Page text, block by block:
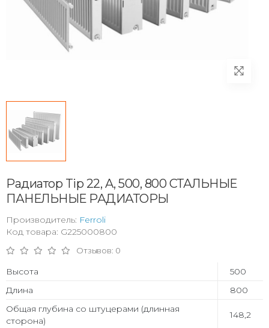
Радиатор Tip 22, A, 500, 800 СТАЛЬНЫЕ
ПАНЕЛЬНЫЕ РАДИАТОРЫ
Производитель: Ferroli
Код товара: G225000800
Отзывов: 0
Высота
500
Длина
800
Общая глубина со штуцерами (длинная
сторона)
148,2